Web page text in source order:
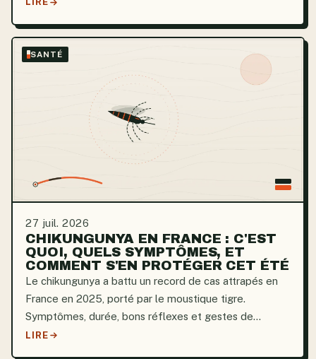
SANTÉ
27 juil. 2026
CHIKUNGUNYA EN FRANCE : C'EST
QUOI, QUELS SYMPTÔMES, ET
COMMENT S'EN PROTÉGER CET ÉTÉ
Le chikungunya a battu un record de cas attrapés en
France en 2025, porté par le moustique tigre.
Symptômes, durée, bons réflexes et gestes de
prévention à connaître cet été.
LIRE